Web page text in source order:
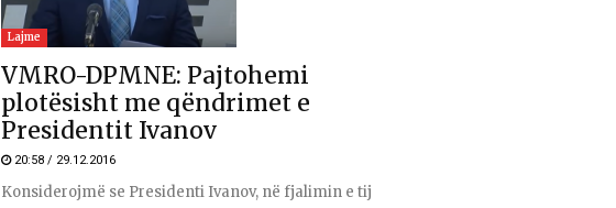
Lajme
VMRO-DPMNE: Pajtohemi
plotësisht me qëndrimet e
Presidentit Ivanov
20:58 / 29.12.2016
Konsiderojmë se Presidenti Ivanov, në fjalimin e tij